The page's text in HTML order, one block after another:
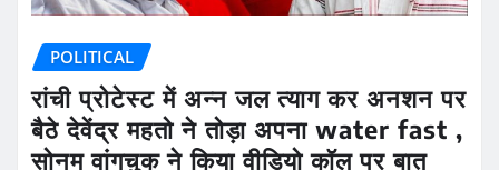
POLITICAL
रांची प्रोटेस्ट में अन्न जल त्याग कर अनशन पर
बैठे देवेंद्र महतो ने तोड़ा अपना water fast ,
सोनम वांगचुक ने किया वीडियो कॉल पर बात